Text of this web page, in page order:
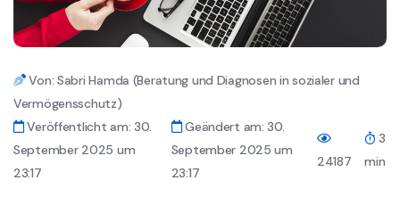
Von: Sabri Hamda (Beratung und Diagnosen in sozialer und
Vermögensschutz)
Veröffentlicht am: 30.
September 2025 um
23:17
Geändert am: 30.
September 2025 um
23:17
24187
3
min